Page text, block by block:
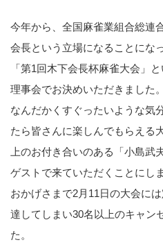
今年から、全国麻雀業組合総連
会長という立場になることにな
「第1回木下会長杯麻雀大会」
理事会でお決めいただきました。
なんだかくすぐったいような気
たら皆さんに楽しんでもらえる
上のお付き合いのある「小島武
ゲストで来ていただくことにし
おかげさまで2月11日の大会に
達してしまい30名以上のキャン
た。